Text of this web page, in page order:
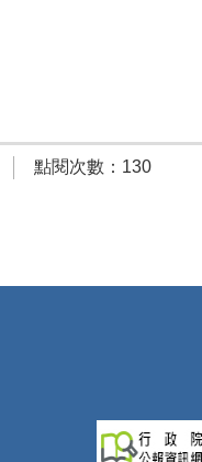
點閱次數：130